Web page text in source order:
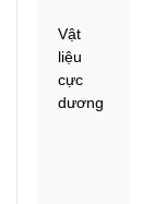
Vật
liệu
cực
dương